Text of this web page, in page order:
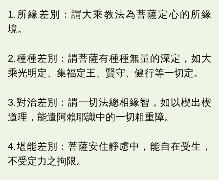
1.所緣差別：謂大乘教法為菩薩定心的所緣
境。
2.種種差別：謂菩薩有種種無量的深定，如大
乘光明定、集福定王、賢守、健行等一切定。
3.對治差別：謂一切法總相緣智，如以楔出楔
道理，能遣阿賴耶識中的一切粗重障。
4.堪能差別：菩薩安住靜慮中，能自在受生，
不受定力之拘限。